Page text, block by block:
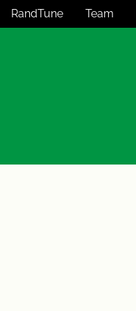
RandTune Team